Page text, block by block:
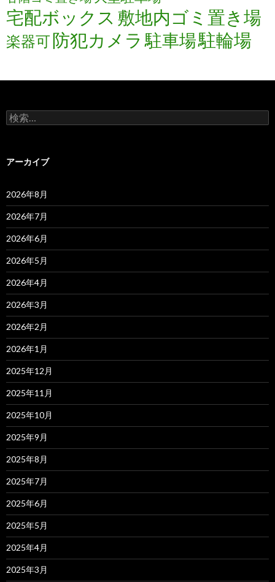
宅配ボックス 敷地内ゴミ置き場
楽器可防犯カメラ 駐車場駐輪場
検
索:
アーカイブ
2026年8月
2026年7月
2026年6月
2026年5月
2026年4月
2026年3月
2026年2月
2026年1月
2025年12月
2025年11月
2025年10月
2025年9月
2025年8月
2025年7月
2025年6月
2025年5月
2025年4月
2025年3月